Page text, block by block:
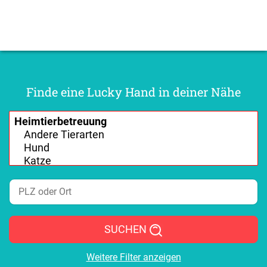
Finde eine Lucky Hand in deiner Nähe
SUCHEN
Weitere Filter anzeigen